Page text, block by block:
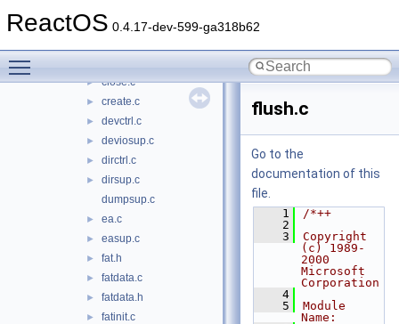
ReactOS 0.4.17-dev-599-ga318b62
► allocsup.c
► close.c
► create.c
► devctrl.c
► deviosup.c
► dirctrl.c
►
dirsup.c
dumpsup.c
► ea.c
► easup.c
► fat.h
► fatdata.c
► fatdata.h
► fatinit.c
flush.c
Go to the
documentation of this
file.
    1
/*++
    2
    3
Copyright
(c) 1989-
2000
Microsoft
Corporation
    4
    5
Module
Name: